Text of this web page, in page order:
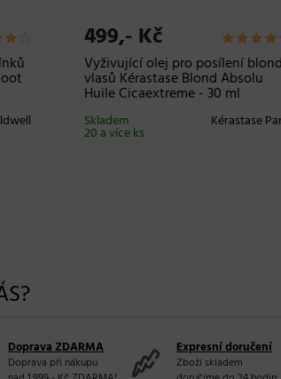
499,- Kč
Vyživující olej pro posílení blond
vlasů Kérastase Blond Absolu
Huile Cicaextreme - 30 ml
Kérastase Paris
Skladem
20 a více ks
Doprava ZDARMA
Doprava při nákupu
Expresní doručení
Zboží skladem